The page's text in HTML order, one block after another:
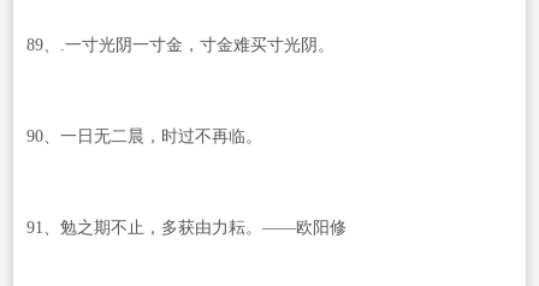
89、.一寸光阴一寸金，寸金难买寸光阴。
90、一日无二晨，时过不再临。
91、勉之期不止，多获由力耘。——欧阳修